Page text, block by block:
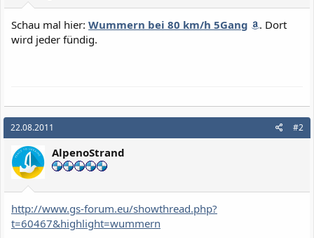
Schau mal hier: Wummern bei 80 km/h 5Gang
. Dort
wird jeder fündig.
22.08.2011 #2
AlpenoStrand
http://www.gs-forum.eu/showthread.php?
t=60467&highlight=wummern